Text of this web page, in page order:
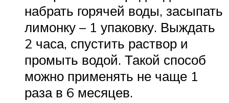
набрать горячей воды, засыпать
лимонку – 1 упаковку. Выждать
2 часа, спустить раствор и
промыть водой. Такой способ
можно применять не чаще 1
раза в 6 месяцев.